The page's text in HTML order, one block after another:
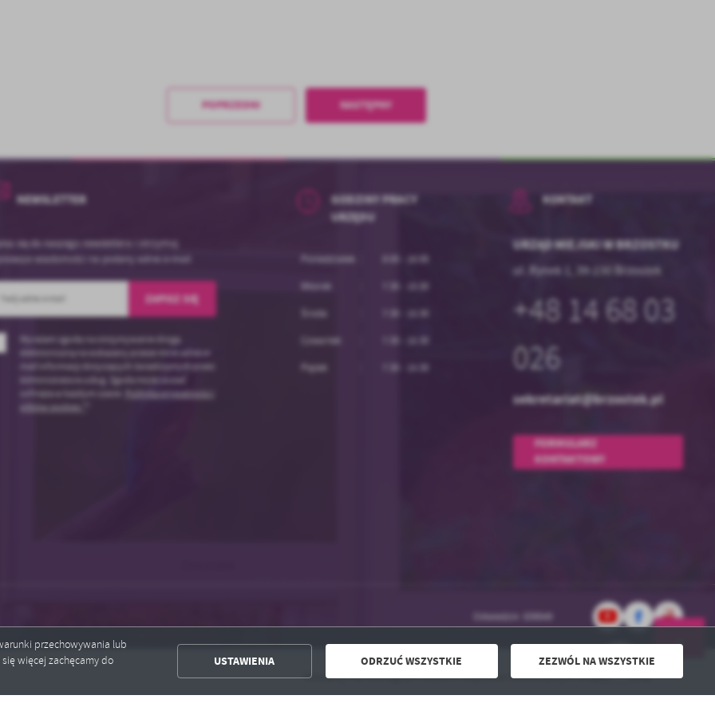
przechowywania lub
więcej zachęcamy do
USTAWIENIA ODRZUĆ WSZYSTKIE ZEZWÓL NA WSZYSTKIE
POPRZEDNI NASTĘPNY
NEWSLETTER
się do naszego newslettera i otrzymuj
wiadomości na podany adres e-mail
Wyrażam zgodę na otrzymywanie drogą
elektroniczną na wskazany przeze mnie adres e-
mail informacji dotyczących świadczonych przez
Administratora usług. Zgoda może zostać
cofnięta w każdym czasie.
Polityka prywatności i
plików cookies *
GODZINY PRACY
URZĘDU
Poniedziałek 8:00 - 16:00
Wtorek
Środa
Czwartek
Piątek
KONTAKT
URZĄD MIEJSKI W BRZOSTKU
ul. Rynek 1, 39-230 Brzostek
+48 14 68 03
026
sekretariat@brzostek.pl
FORMULARZ
KONTAKTOWY
Odwiedzin: 839049
Powered by 2ClickPortal® - Portale nowej generacji
DO GÓRY
Aktualny harmonogram odbioru odpadów komunalnych znajdziesz tutaj